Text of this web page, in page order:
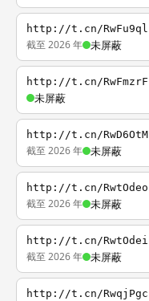
http://t.cn/RwFu9ql
截至 2026 年 未屏蔽
http://t.cn/RwFmzrF
未屏蔽
http://t.cn/RwD6OtM
截至 2026 年 未屏蔽
http://t.cn/RwtOdeo
截至 2026 年 未屏蔽
http://t.cn/RwtOdei
截至 2026 年 未屏蔽
http://t.cn/RwqjPgc